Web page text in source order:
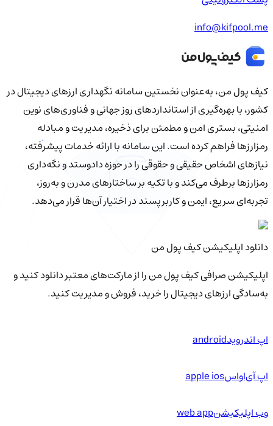
info@kifpool.me
کیف‌ پول من، به‌عنوان نخستین سامانه نگهداری ارزهای دیجیتال در
کشور، با بهره‌گیری از استانداردهای روز جهانی و فناوری‌های نوین
امنیتی، بستری امن و مطمئن برای ذخیره، مدیریت و مبادله
رمزارزها فراهم کرده است. این سامانه با ارائه خدمات پیشرفته،
نیازهای اشخاص حقیقی و حقوقی را در حوزه دادوستد و نگه‌داری
رمزارزها برطرف می‌کند و با تکیه بر ساختارهای مدرن و به‌روز،
تجربه‌ای سریع، ایمن و کاربرپسند در اختیار آن‌ها قرار می‌دهد.
دانلود اپلیکیشن کیف‌ پول من
اپلیکیشن صرافی کیف پول من را از مارکت‌های معتبر دانلود کنید و
به‌سادگی ارزهای دیجیتال را خرید، فروش و مدیریت کنید.
اپ اندرویدandroid
اپ آی‌او‌اسapple ios
وب اپلیکیشنweb app